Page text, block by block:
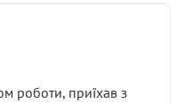
роботи, приїхав з